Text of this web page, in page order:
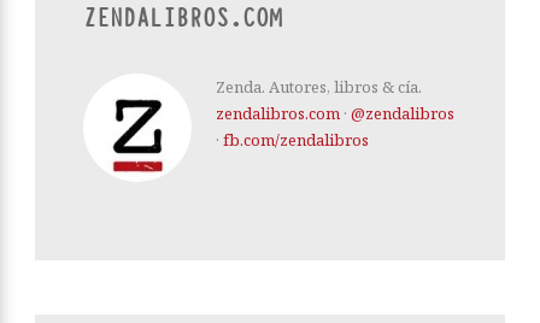
ZENDALIBROS.COM
Zenda. Autores, libros & cía.
zendalibros.com · @zendalibros
· fb.com/zendalibros